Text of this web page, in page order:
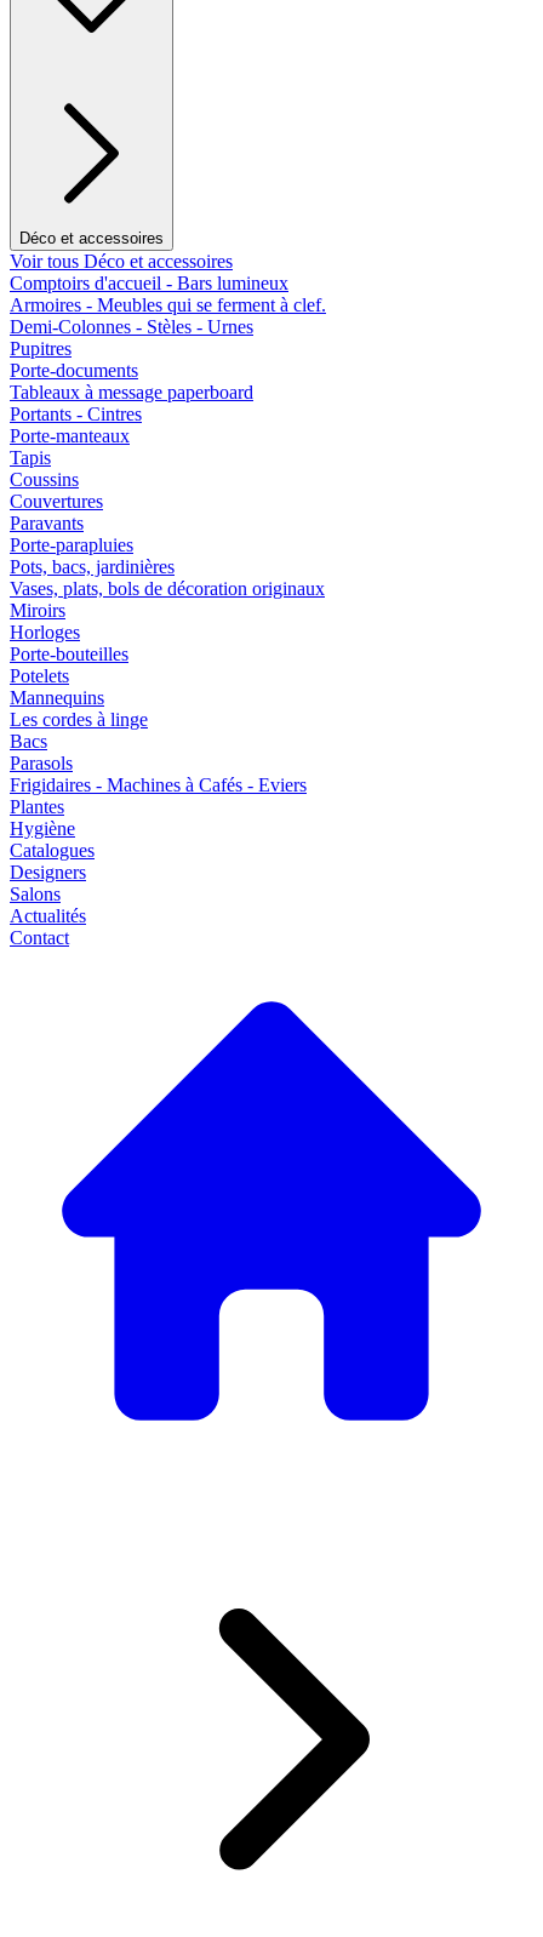
Déco et accessoires
Voir tous Déco et accessoires
Comptoirs d'accueil - Bars lumineux
Armoires - Meubles qui se ferment à clef.
Demi-Colonnes - Stèles - Urnes
Pupitres
Porte-documents
Tableaux à message paperboard
Portants - Cintres
Porte-manteaux
Tapis
Coussins
Couvertures
Paravants
Porte-parapluies
Pots, bacs, jardinières
Vases, plats, bols de décoration originaux
Miroirs
Horloges
Porte-bouteilles
Potelets
Mannequins
Les cordes à linge
Bacs
Parasols
Frigidaires - Machines à Cafés - Eviers
Plantes
Hygiène
Catalogues
Designers
Salons
Actualités
Contact